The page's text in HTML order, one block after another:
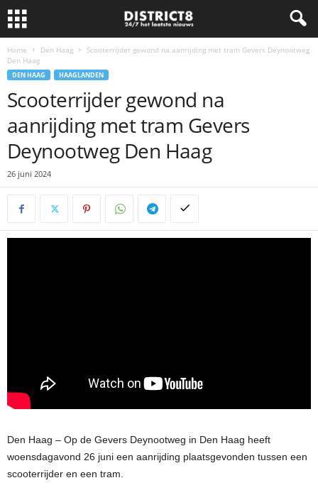
Home Den Haag
Scooterrijder gewond na aanrijding met tram Gevers Deynootweg
Den Haag
DEN HAAG HAAGLANDEN
Scooterrijder gewond na
aanrijding met tram Gevers
Deynootweg Den Haag
26 juni 2024
Den Haag – Op de Gevers Deynootweg in Den Haag heeft
woensdagavond 26 juni een aanrijding plaatsgevonden tussen een
scooterrijder en een tram.